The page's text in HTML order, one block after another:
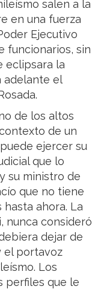
salen a la
en una fuerza
Ejecutivo
funcionarios, sin
eclipsara la
adelante el
de los altos
de un
ejercer su
que lo
su ministro de
que no tiene
ahora. La
nunca consideró
dejar de
el portavoz
Los
perfiles que le